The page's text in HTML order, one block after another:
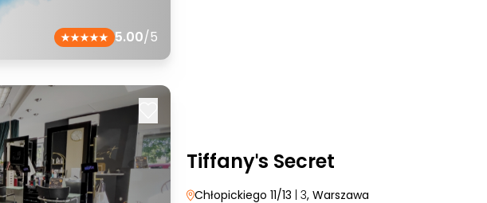
5.00/5
Tiffanyˈs Secret
Chłopickiego 11/13 | 3, Warszawa